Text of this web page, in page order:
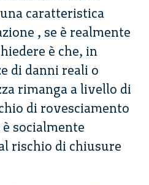
caratteristica
, se è realmente
è che, in
di danni reali o
rimanga a livello di
di rovesciamento
socialmente
rischio di chiusure